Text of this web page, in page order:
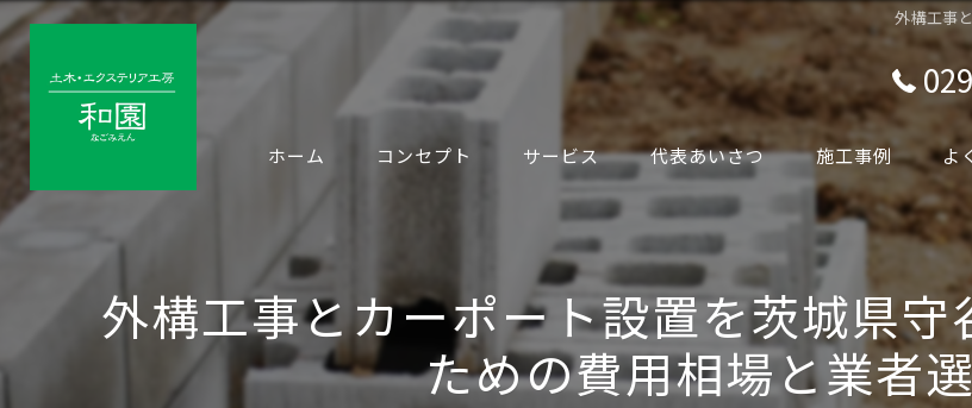
外構工事
ホーム コンセプト サービス 代表あいさつ 施工事例 よ
外構工事とカーポート設置を茨城県
ための費用相場と業者